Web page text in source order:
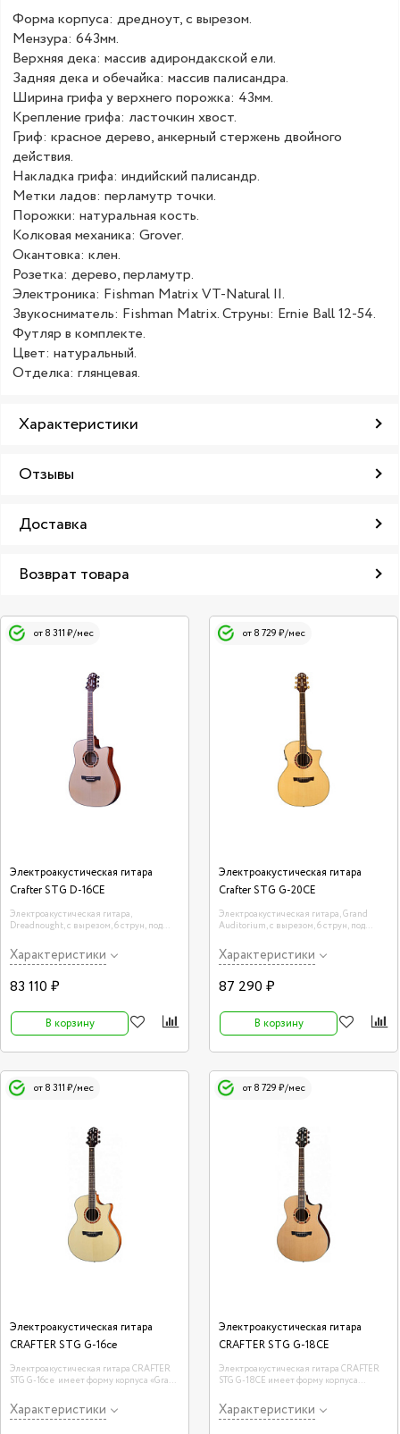
Форма корпуса: дредноут, с вырезом.
Мензура: 643мм.
Верхняя дека: массив адирондакской ели.
Задняя дека и обечайка: массив палисандра.
Ширина грифа у верхнего порожка: 43мм.
Крепление грифа: ласточкин хвост.
Гриф: красное дерево, анкерный стержень двойного
действия.
Накладка грифа: индийский палисандр.
Метки ладов: перламутр точки.
Порожки: натуральная кость.
Колковая механика: Grover.
Окантовка: клен.
Розетка: дерево, перламутр.
Электроника: Fishman Matrix VT-Natural II.
Звукосниматель: Fishman Matrix. Струны: Ernie Ball 12-54.
Футляр в комплекте.
Цвет: натуральный.
Отделка: глянцевая.
Характеристики
Отзывы
Доставка
Возврат товара
от 8 311 ₽/мес
Электроакустическая гитара
Crafter STG D-16CE
Электроакустическая гитара,
Dreadnought, с вырезом, 6 струн, под
Характеристики
83 110 ₽
В корзину
от 8 729 ₽/мес
Электроакустическая гитара
Crafter STG G-20CE
Электроакустическая гитара, Grand
Auditorium, с вырезом, 6 струн, под
Характеристики
87 290 ₽
В корзину
от 8 311 ₽/мес
Электроакустическая гитара
CRAFTER STG G-16ce
Электроакустическая гитара CRAFTER
STG G-16ce имеет форму корпуса «Grand
форм среди акустических гитар.
Характеристики
от 8 729 ₽/мес
Электроакустическая гитара
CRAFTER STG G-18CE
Электроакустическая гитара CRAFTER
STG G-18CE имеет форму корпуса
популярных форм среди акустических
гитар. Эти корпуса характеризуются
Характеристики